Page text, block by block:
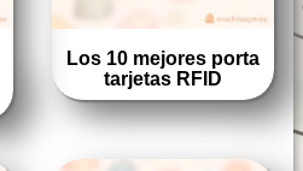
Los 10 mejores porta
tarjetas RFID